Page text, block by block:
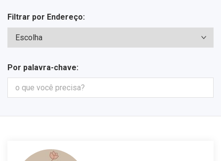
Filtrar por Endereço:
Por palavra-chave: